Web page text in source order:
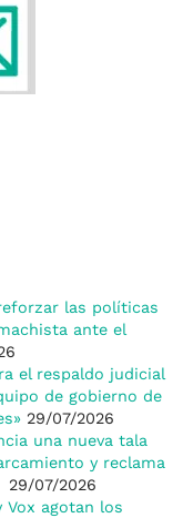
las políticas
ante el
el respaldo judicial
de gobierno de
29/07/2026
una nueva tala
y reclama
29/07/2026
Vox agotan los